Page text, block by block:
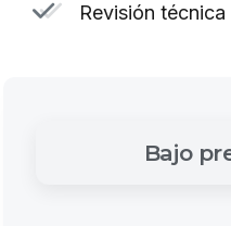
Revisión
Bajo